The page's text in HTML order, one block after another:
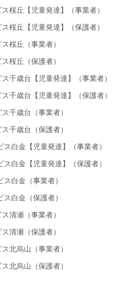
桜丘【児童発達】（事業者）
桜丘【児童発達】（保護者）
桜丘（事業者）
桜丘（保護者）
千歳台【児童発達】（事業者）
千歳台【児童発達】（保護者）
千歳台（事業者）
千歳台（保護者）
白金【児童発達】（事業者）
白金【児童発達】（保護者）
白金（事業者）
白金（保護者）
清瀬（事業者）
清瀬（保護者）
北烏山（事業者）
北烏山（保護者）